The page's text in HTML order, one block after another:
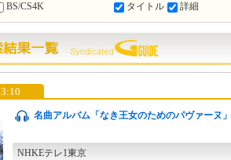
BS/CS4K
タイトル
詳細
名曲アルバム「なき王女のためのパヴァーヌ
NHKEテレ1東京